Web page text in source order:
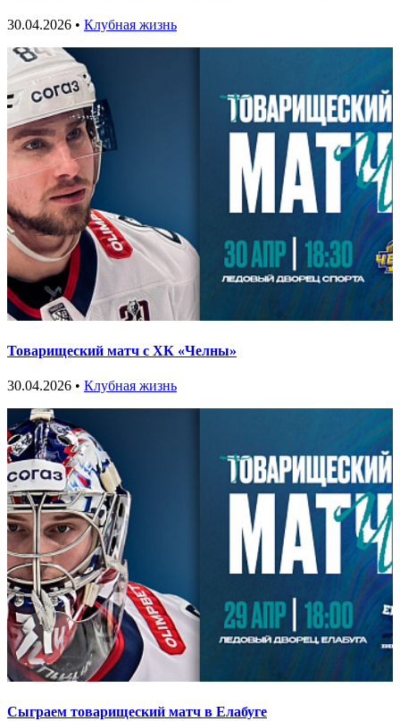
30.04.2026 • Клубная жизнь
Товарищеский матч с ХК «Челны»
30.04.2026 • Клубная жизнь
Сыграем товарищеский матч в Елабуге